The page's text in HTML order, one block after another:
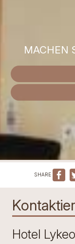
MACHEN
SHARE
Hotel